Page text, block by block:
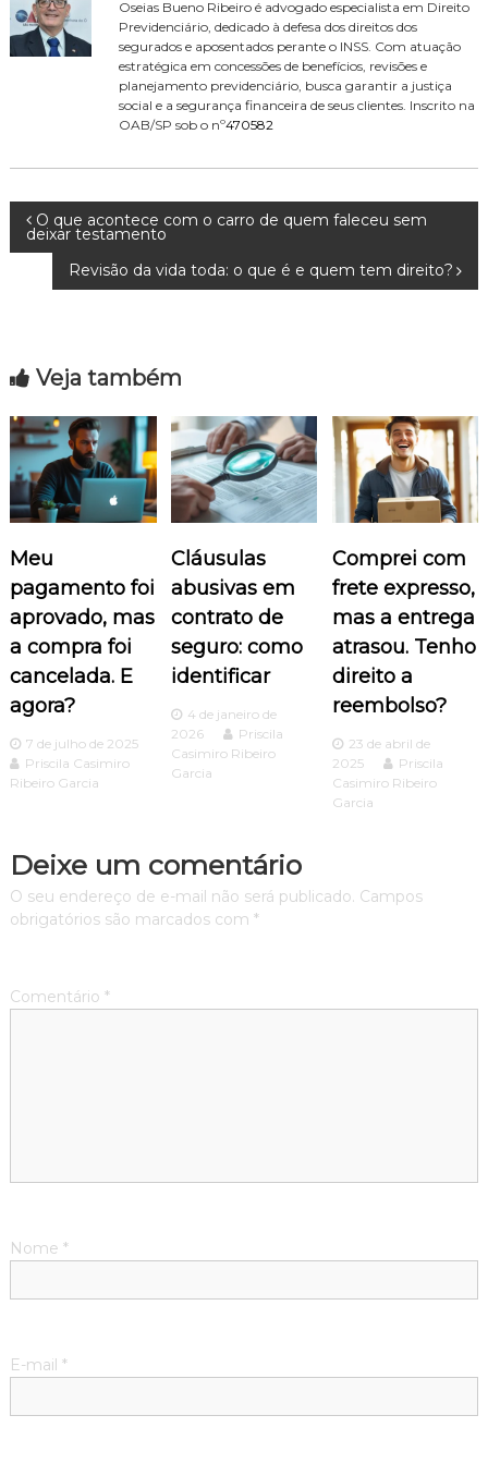
Oseias Bueno Ribeiro é advogado especialista em Direito
Previdenciário, dedicado à defesa dos direitos dos
segurados e aposentados perante o INSS. Com atuação
estratégica em concessões de benefícios, revisões e
planejamento previdenciário, busca garantir a justiça
social e a segurança financeira de seus clientes. Inscrito na
OAB/SP sob o nº470582
N
e
g
a
ç
ã
o
d
e
P
s
t
O que acontece com o carro de quem faleceu sem
deixar testamento
Revisão da vida toda: o que é e quem tem direito?
Veja também
Meu
pagamento foi
aprovado, mas
a compra foi
cancelada. E
agora?
7 de julho de 2025
Priscila Casimiro
Ribeiro Garcia
Cláusulas
abusivas em
contrato de
seguro: como
identificar
4 de janeiro de
2026
Priscila
Casimiro Ribeiro
Garcia
Comprei com
frete expresso,
mas a entrega
atrasou. Tenho
direito a
reembolso?
23 de abril de
2025
Priscila
Casimiro Ribeiro
Garcia
Deixe um comentário
O seu endereço de e-mail não será publicado. Campos
obrigatórios são marcados com *
Comentário *
Nome *
E-mail *